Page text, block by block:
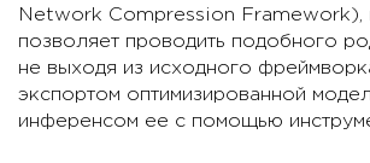
Network Compression Framework),
позволяет проводить подобного
не выходя из исходного
экспортом оптимизированной
инференсом ее c помощью